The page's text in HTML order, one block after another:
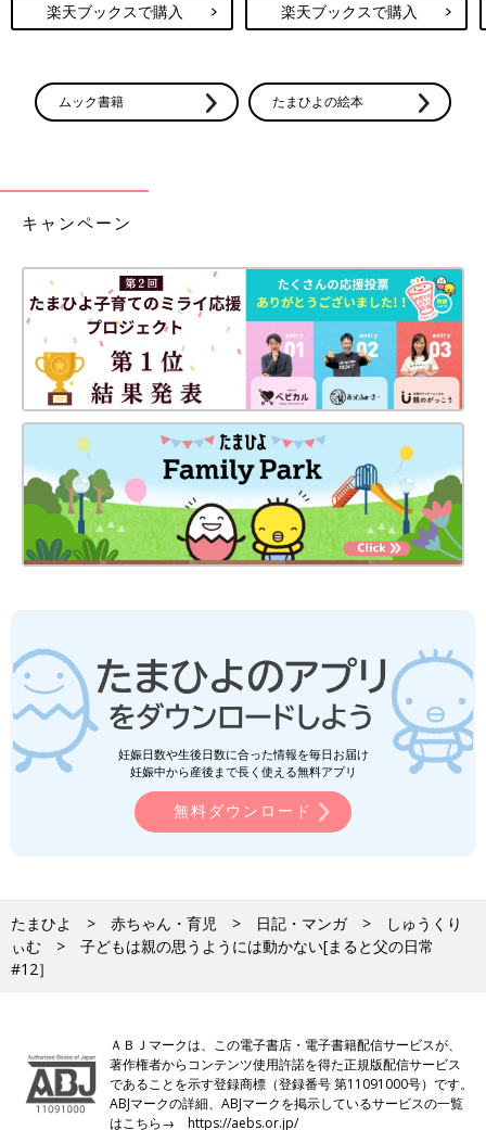
楽天ブックスで購入 楽天ブックスで購入
ムック書籍 たまひよの絵本
キャンペーン
妊娠日数や生後日数に合った情報を毎日お届け
妊娠中から産後まで長く使える無料アプリ
無料ダウンロード
たまひよ 赤ちゃん・育児 日記・マンガ
しゅうくり
ぃむ
子どもは親の思うようには動かない[まると父の日常
#12］
ＡＢＪマークは、この電子書店・電子書籍配信サービスが、
著作権者からコンテンツ使用許諾を得た正規版配信サービス
であることを示す登録商標（登録番号 第11091000号）です。
ABJマークの詳細、ABJマークを掲示しているサービスの一覧
はこちら→https://aebs.or.jp/